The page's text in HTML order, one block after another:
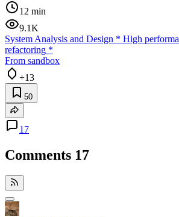
12 min
9.1K
System Analysis and Design * High
refactoring *
From sandbox
+13
50
17
Comments 17